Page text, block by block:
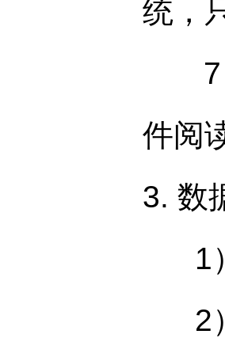
统，
7）
件阅
3. 数
1）
2）